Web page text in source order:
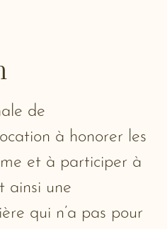
de
à honorer les
et à participer à
ainsi une
qui n’a pas pour